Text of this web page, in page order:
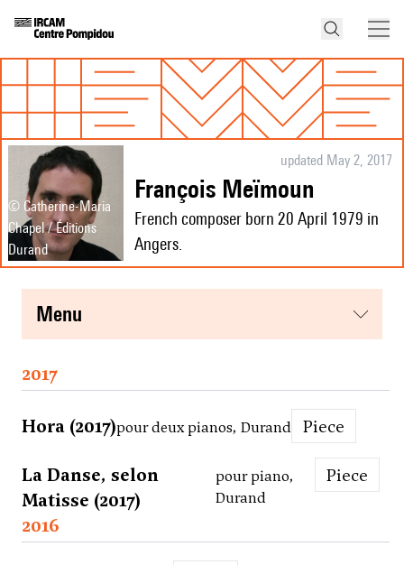
© Catherine-Maria
Chapel / Éditions
Durand
updated May 2, 2017
François Meïmoun
French composer born 20 April 1979 in
Angers.
menu
2017
Hora (2017)pour deux pianos, Durand Piece
La Danse, selon
Matisse (2017)
pour piano,
Durand
Piece
2016